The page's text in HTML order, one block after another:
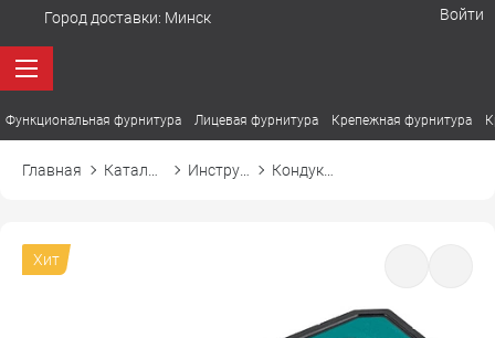
Город доставки: Минск Войти
Функциональная фурнитура Лицевая фурнитура Крепежная фурнитура
Главная
Хит